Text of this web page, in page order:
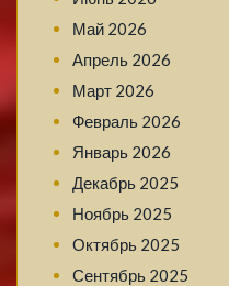
Май 2026
Апрель 2026
Март 2026
Февраль 2026
Январь 2026
Декабрь 2025
Ноябрь 2025
Октябрь 2025
Сентябрь 2025